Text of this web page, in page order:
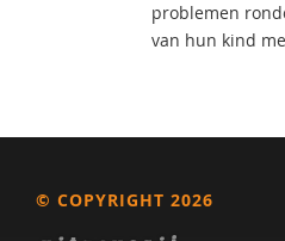
problemen
van hun kind
© COPYRIGHT 2026